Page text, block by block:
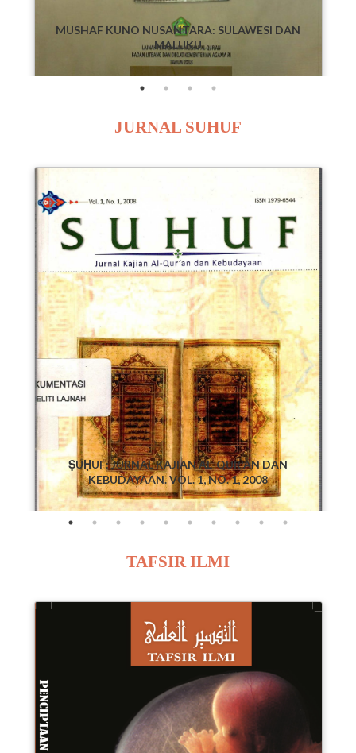
MUSHAF KUNO NUSANTARA: SULAWESI DAN
MALUKU
JURNAL SUHUF
ṢUḤUF: JURNAL KAJIAN AL-QUR'AN DAN
KEBUDAYAAN. VOL. 1, NO. 1, 2008
TAFSIR ILMI